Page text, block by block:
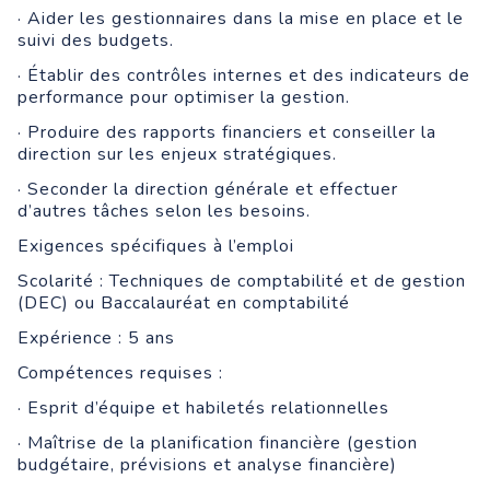
· Aider les gestionnaires dans la mise en place et le
suivi des budgets.
· Établir des contrôles internes et des indicateurs de
performance pour optimiser la gestion.
· Produire des rapports financiers et conseiller la
direction sur les enjeux stratégiques.
· Seconder la direction générale et effectuer
d’autres tâches selon les besoins.
Exigences spécifiques à l’emploi
Scolarité : Techniques de comptabilité et de gestion
(DEC) ou Baccalauréat en comptabilité
Expérience : 5 ans
Compétences requises :
· Esprit d’équipe et habiletés relationnelles
· Maîtrise de la planification financière (gestion
budgétaire, prévisions et analyse financière)